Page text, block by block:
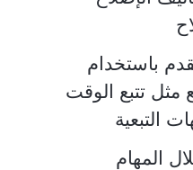
باستخدام
مثل تتبع الوقت
التبعية
المهام